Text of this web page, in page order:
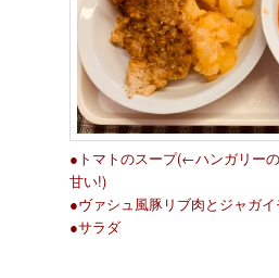
●トマトのスープ(←ハンガリー
甘い!)
●ヴァシュ風豚リブ肉とジャガイ
●サラダ